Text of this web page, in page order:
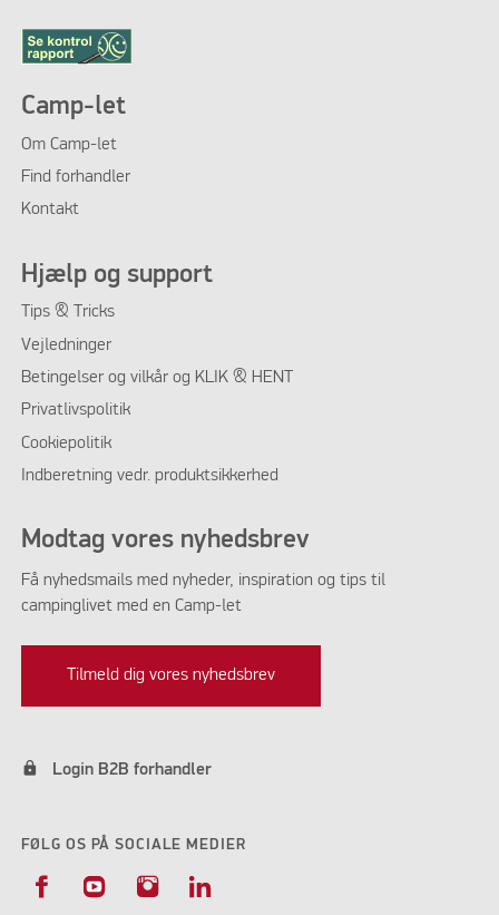
Camp-let
Om Camp-let
Find forhandler
Kontakt
Hjælp og support
Tips & Tricks
Vejledninger
Betingelser og vilkår og KLIK & HENT
Privatlivspolitik
Cookiepolitik
Indberetning vedr. produktsikkerhed
Modtag vores nyhedsbrev
Få nyhedsmails med nyheder, inspiration og tips til
campinglivet med en Camp-let
Tilmeld dig vores nyhedsbrev
lock Login B2B forhandler
FØLG OS PÅ SOCIALE MEDIER